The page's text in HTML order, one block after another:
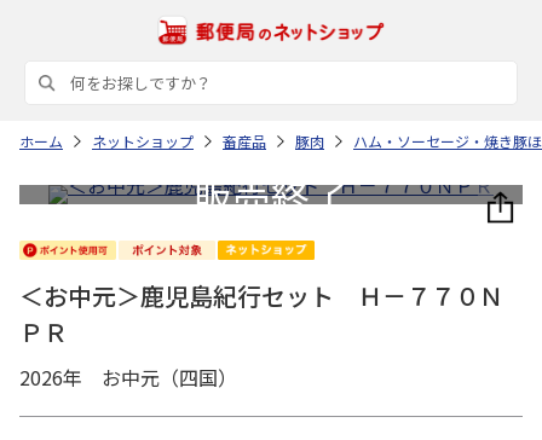
ホーム ネットショップ 畜産品 豚肉 ハム・ソーセージ・焼き豚
＜お中元＞鹿児島紀行セット Ｈ－７７０Ｎ
ＰＲ
2026年 お中元（四国）